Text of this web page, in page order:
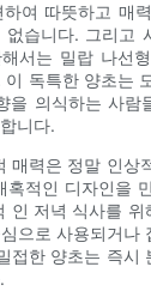
여 따뜻하고 매
습니다. 그리고
서는 밀랍 나선
독특한 양초는
을 의식하는 사람
니다.
매력은 정말 인상
혹적인 디자인을
인 저녁 식사를
으로 사용되거나
접한 양초는 즉시